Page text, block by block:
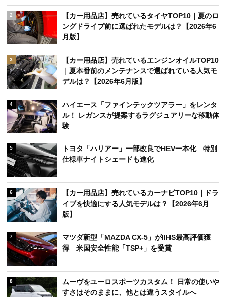
2
【カー用品店】売れているタイヤTOP10｜夏のロ
ングドライブ前に選ばれたモデルは？【2026年6
月版】
3
【カー用品店】売れているエンジンオイルTOP10
｜夏本番前のメンテナンスで選ばれている人気モ
デルは？【2026年6月版】
4
ハイエース「ファインテックツアラー」をレンタ
ル！ レガンスが提案するラグジュアリーな移動体
験
5
トヨタ「ハリアー」一部改良でHEV一本化 特別
仕様車ナイトシェードも進化
6
【カー用品店】売れているカーナビTOP10｜ドラ
イブを快適にする人気モデルは？【2026年6月
版】
7
マツダ新型「MAZDA CX-5」がIIHS最高評価獲
得 米国安全性能「TSP+」を受賞
8
ムーヴをユーロスポーツカスタム！ 日常の使いや
すさはそのままに、他とは違うスタイルへ